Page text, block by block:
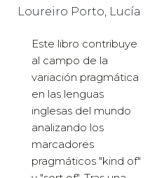
Loureiro Porto, Lucía
Este libro contribuye
al campo de la
variación pragmática
en las lenguas
inglesas del mundo
analizando los
marcadores
pragmáticos "kind of"